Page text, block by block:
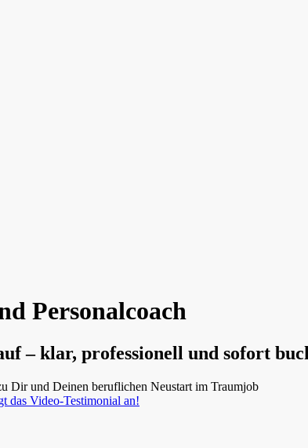
Personalcoach
– klar, professionell und sofort
Dir und Deinen beruflichen Neustart im Traumjob
das Video-Testimonial an!